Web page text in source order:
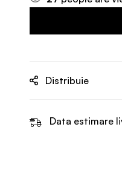
Distribuie
Data estimare